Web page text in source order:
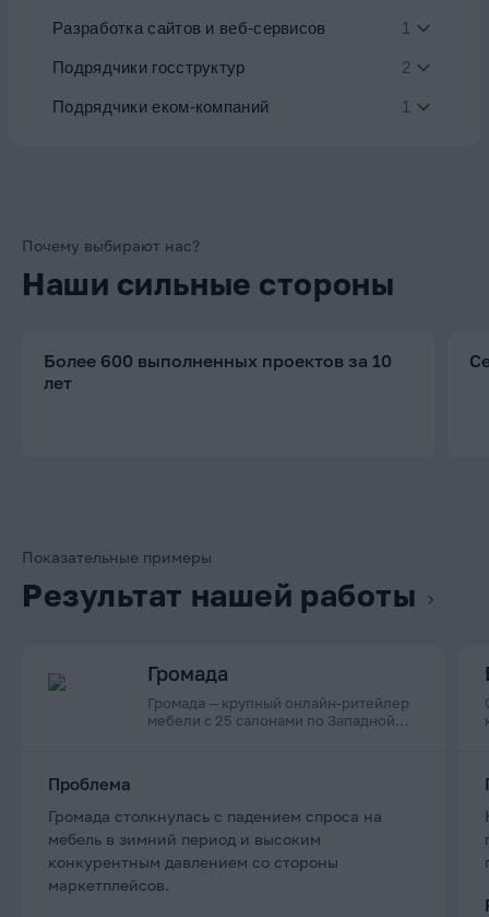
Разработка сайтов и веб-сервисов 1
Подрядчики госструктур 2
Подрядчики еком-компаний 1
Почему выбирают нас?
Наши сильные стороны
Более 600 выполненных проектов за 10
лет
Показательные примеры
Результат нашей работы
Громада
Громада — крупный онлайн-ритейлер
мебели с 25 салонами по Западной
Проблема
Громада столкнулась с падением спроса на
мебель в зимний период и высоким
конкурентным давлением со стороны
маркетплейсов.